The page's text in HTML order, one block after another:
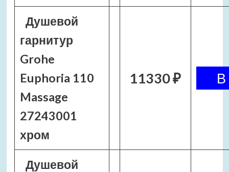
Душевой
гарнитур
Grohe
Euphoria 110
Massage
27243001
хром
11330 ₽
Душевой